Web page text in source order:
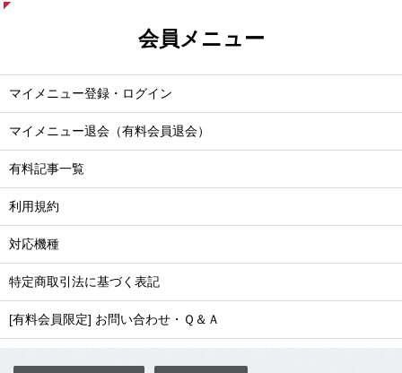
会員メニュー
マイメニュー登録・ログイン
マイメニュー退会（有料会員退会）
有料記事一覧
利用規約
対応機種
特定商取引法に基づく表記
[有料会員限定] お問い合わせ・Ｑ＆Ａ